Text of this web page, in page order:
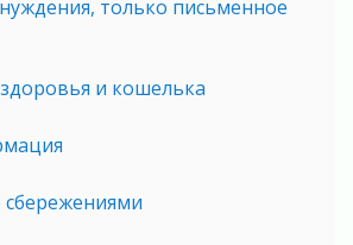
только письменное
и кошелька
сбережениями